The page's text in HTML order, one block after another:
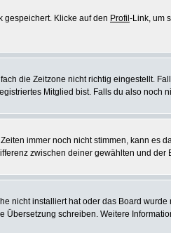
gespeichert. Klicke auf den Profil -Link, um
die Zeitzone nicht richtig eingestellt.
Mitglied bist. Falls du also noch
immer noch nicht stimmen, kann es
zwischen deiner gewählten und der
nicht installiert hat oder das Board
schreiben. Weitere